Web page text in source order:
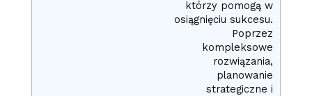
którzy pomogą w
osiągnięciu sukcesu.
Poprzez
kompleksowe
rozwiązania,
planowanie
strategiczne i